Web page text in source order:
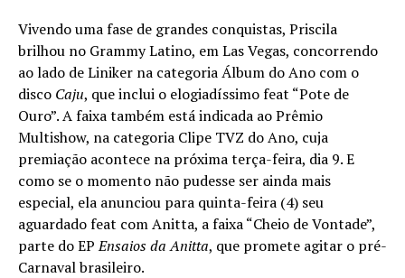
Vivendo uma fase de grandes conquistas, Priscila
brilhou no Grammy Latino, em Las Vegas, concorrendo
ao lado de Liniker na categoria Álbum do Ano com o
disco Caju, que inclui o elogiadíssimo feat “Pote de
Ouro”. A faixa também está indicada ao Prêmio
Multishow, na categoria Clipe TVZ do Ano, cuja
premiação acontece na próxima terça-feira, dia 9. E
como se o momento não pudesse ser ainda mais
especial, ela anunciou para quinta-feira (4) seu
aguardado feat com Anitta, a faixa “Cheio de Vontade”,
parte do EPEnsaios da Anitta, que promete agitar o pré-
Carnaval brasileiro.